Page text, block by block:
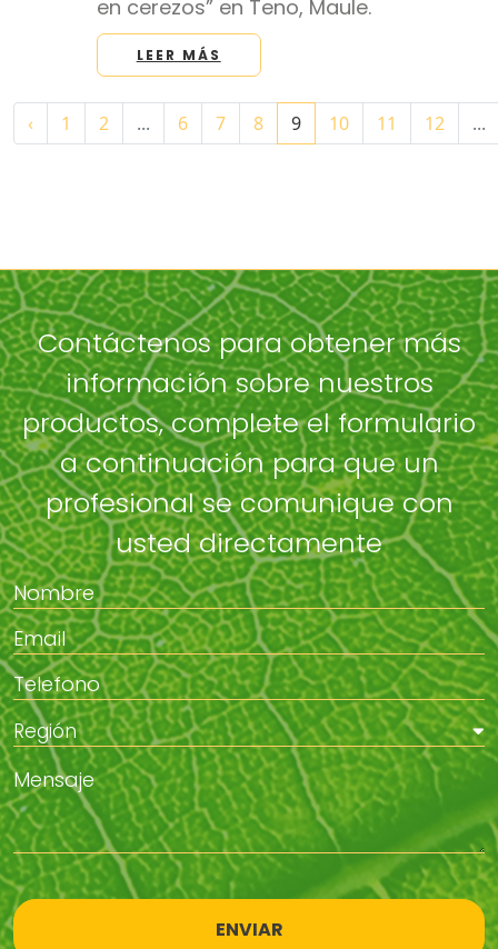
en cerezos” en Teno, Maule.
LEER MÁS
‹ 1 2 ... 6 7 8 9 10 11 12 ...
Contáctenos para obtener más
información sobre nuestros
productos, complete el formulario
a continuación para que un
profesional se comunique con
usted directamente
ENVIAR